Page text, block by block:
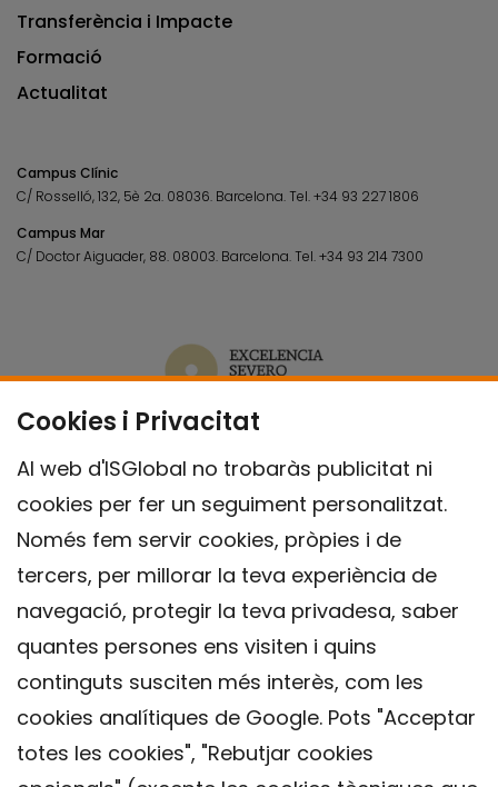
Cookies i Privacitat
Al web d'ISGlobal no trobaràs publicitat ni
cookies per fer un seguiment personalitzat.
Només fem servir cookies, pròpies i de
tercers, per millorar la teva experiència de
navegació, protegir la teva privadesa, saber
quantes persones ens visiten i quins
continguts susciten més interès, com les
cookies analítiques de Google. Pots "Acceptar
totes les cookies", "Rebutjar cookies
Transferència i Impacte
Formació
Actualitat
Campus Clínic
C/ Rosselló, 132, 5è 2a. 08036. Barcelona.Tel.+34 93 227 1806
Campus Mar
C/ Doctor Aiguader, 88. 08003. Barcelona.Tel.+34 93 214 7300